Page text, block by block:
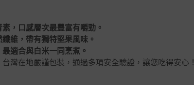
，口感層次最豐富有嚼勁。
維，帶有獨特堅果風味。
適合與白米一同烹煮。
灣在地嚴謹包裝，通過多項安全驗證，讓您吃得安心！